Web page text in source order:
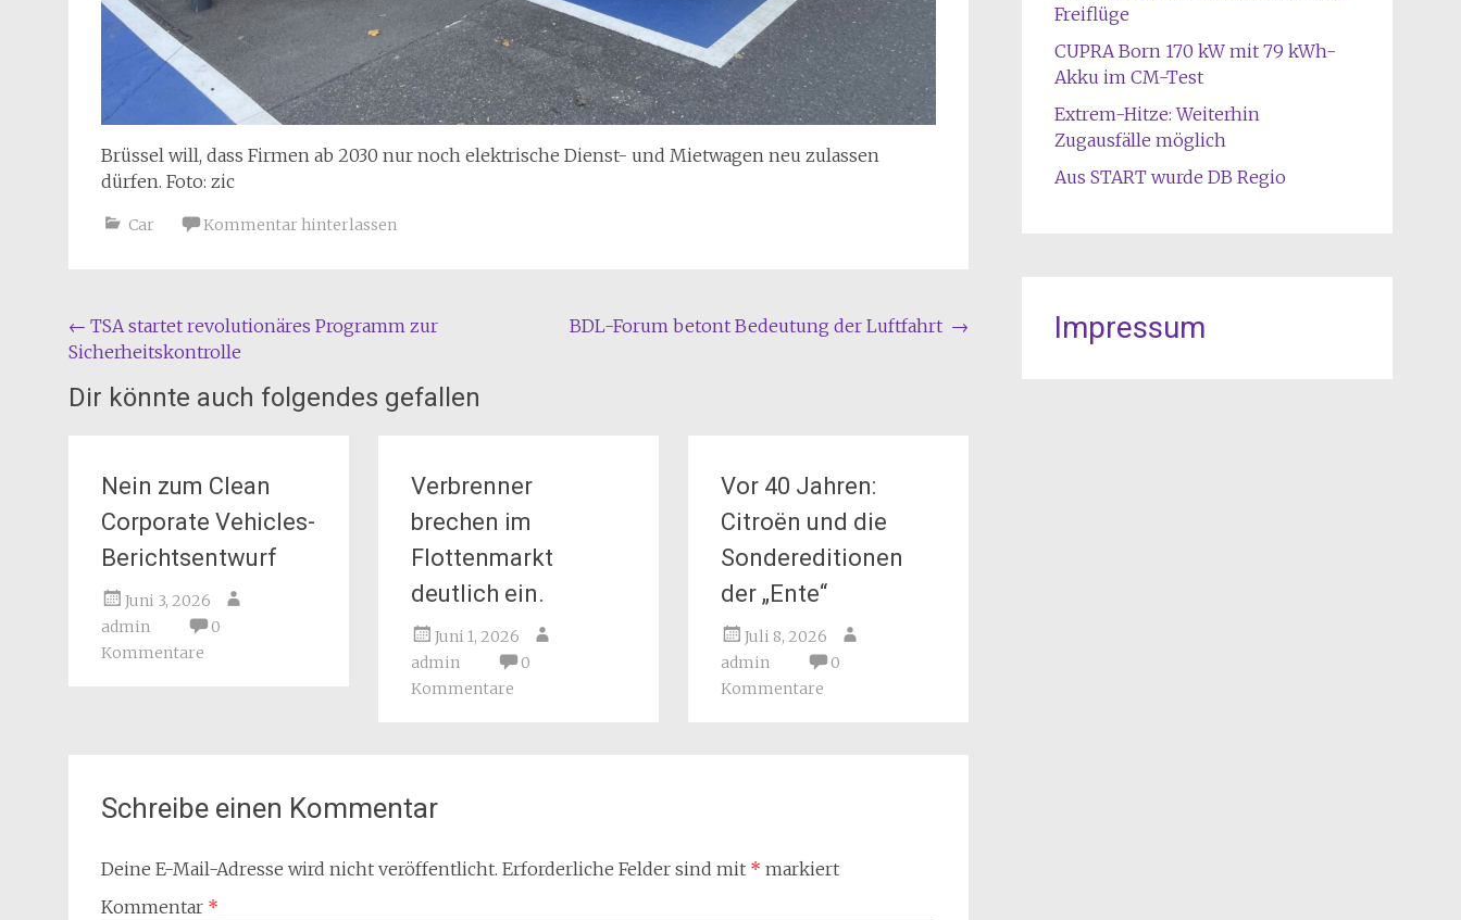
Brüssel will, dass Firmen ab 2030 nur noch elektrische Dienst- und Mietwagen neu zulassen
dürfen. Foto: zic
Car Kommentar hinterlassen
Beitragsnavigation
← TSA startet revolutionäres Programm zur
Sicherheitskontrolle
BDL-Forum betont Bedeutung der Luftfahrt →
Dir könnte auch folgendes gefallen
Nein zum Clean
Corporate Vehicles-
Berichtsentwurf
Juni 3, 2026
admin
0
Kommentare
Verbrenner
brechen im
Flottenmarkt
deutlich ein.
Juni 1, 2026
admin
0
Kommentare
Vor 40 Jahren:
Citroën und die
Sondereditionen
der „Ente“
Juli 8, 2026
admin
0
Kommentare
Schreibe einen Kommentar
Deine E-Mail-Adresse wird nicht veröffentlicht. Erforderliche Felder sind mit * markiert
Kommentar *
Freiflüge
CUPRA Born 170 kW mit 79 kWh-
Akku im CM-Test
Extrem-Hitze: Weiterhin
Zugausfälle möglich
Aus START wurde DB Regio
Impressum